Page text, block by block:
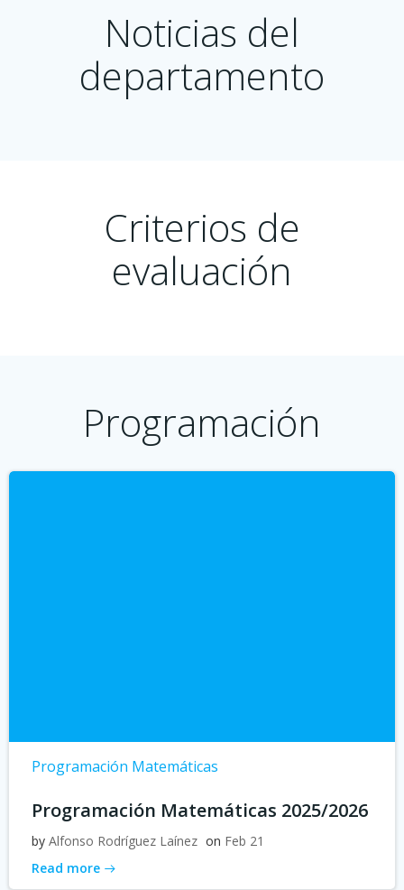
Noticias del
departamento
Criterios de
evaluación
Programación
Programación Matemáticas
Programación Matemáticas 2025/2026
by Alfonso Rodríguez Laínez on Feb 21
Read more